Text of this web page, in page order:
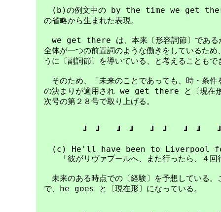
(b)の例文中の by the time we get there
の省略から生まれた表現。
we get there は、本来〔形容詞節〕である
全体が一つの前置詞のような働きをしているた
うに〔副詞節〕を導いている、と考えることもで
そのため、「未来のことであっても、時・条件
の決まりが適用され we get there と〔現在形
次号の第２８号で取り上げる。
┛　┛　　┛　┛　　┛　┛　　┛　┛　　┛
(c) He'll have been to Liverpool
「彼がリヴァプールへ、また行ったら、４回
未来のある時点での〔経験〕を予想している
で、he goes と〔現在形〕になっている。